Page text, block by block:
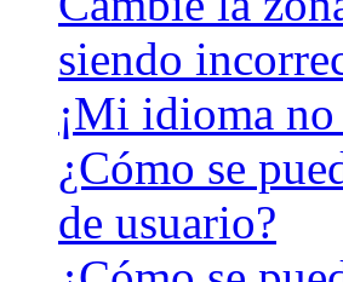
siendo
¡Mi idioma
¿Cómo se
de usuario?